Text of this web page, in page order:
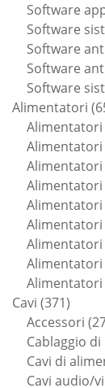
Software
Software
Software
Software
Software
Alimentatori
Alimentatori
Alimentatori
Alimentatori
Alimentatori
Alimentatori
Alimentatori
Alimentatori
Cavi 371371
Accessori
Cablaggio
Cavi di
Cavi audio/